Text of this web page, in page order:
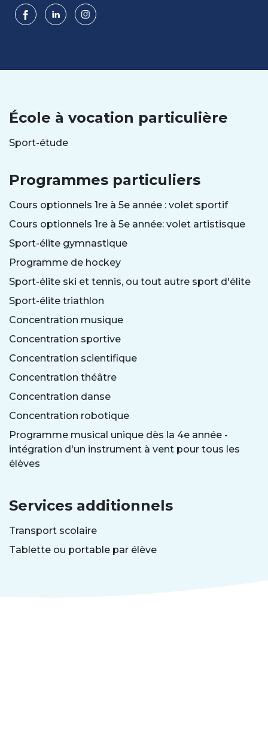
École à vocation particulière
Sport-étude
Programmes particuliers
Cours optionnels 1re à 5e année : volet sportif
Cours optionnels 1re à 5e année: volet artistisque
Sport-élite gymnastique
Programme de hockey
Sport-élite ski et tennis, ou tout autre sport d'élite
Sport-élite triathlon
Concentration musique
Concentration sportive
Concentration scientifique
Concentration théâtre
Concentration danse
Concentration robotique
Programme musical unique dès la 4e année -
intégration d'un instrument à vent pour tous les
élèves
Services additionnels
Transport scolaire
Tablette ou portable par élève